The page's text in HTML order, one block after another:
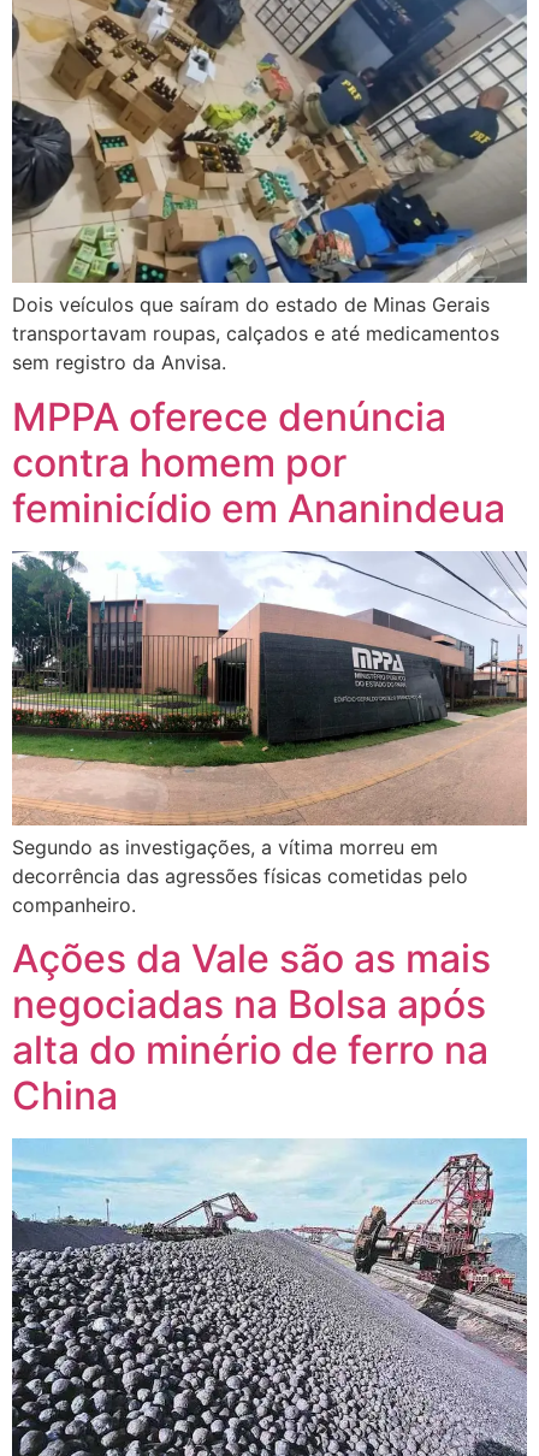
Dois veículos que saíram do estado de Minas Gerais
transportavam roupas, calçados e até medicamentos
sem registro da Anvisa.
MPPA oferece denúncia
contra homem por
feminicídio em Ananindeua
Segundo as investigações, a vítima morreu em
decorrência das agressões físicas cometidas pelo
companheiro.
Ações da Vale são as mais
negociadas na Bolsa após
alta do minério de ferro na
China